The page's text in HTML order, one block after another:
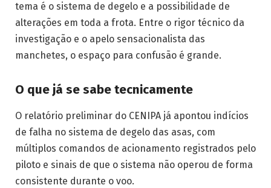
tema é o sistema de degelo e a possibilidade de
alterações em toda a frota. Entre o rigor técnico da
investigação e o apelo sensacionalista das
manchetes, o espaço para confusão é grande.
O que já se sabe tecnicamente
O relatório preliminar do CENIPA já apontou indícios
de falha no sistema de degelo das asas, com
múltiplos comandos de acionamento registrados pelo
piloto e sinais de que o sistema não operou de forma
consistente durante o voo.